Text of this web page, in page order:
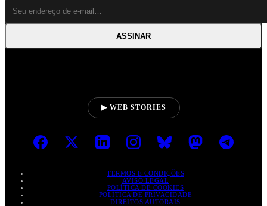
ASSINAR
▶ WEB STORIES
TERMOS E CONDIÇÕES
AVISO LEGAL
POLÍTICA DE COOKIES
POLÍTICA DE PRIVACIDADE
DIREITOS AUTORAIS